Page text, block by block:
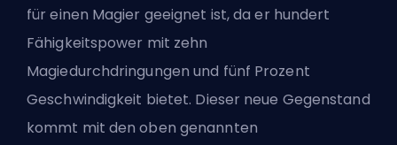
für einen Magier geeignet ist, da er hundert
Fähigkeitspower mit zehn
Magiedurchdringungen und fünf Prozent
Geschwindigkeit bietet. Dieser neue Gegenstand
kommt mit den oben genannten